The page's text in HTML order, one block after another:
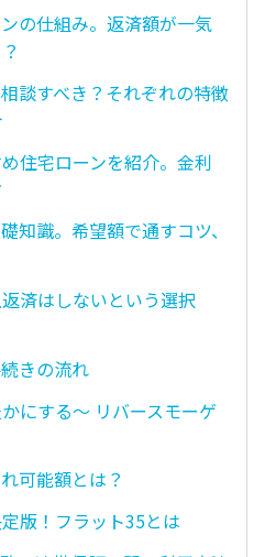
の仕組み。返済額が一気
談すべき？それぞれの特徴
住宅ローンを紹介。金利
知識。希望額で通すコツ、
済はしないという選択
きの流れ
にする〜 リバースモーゲ
可能額とは？
版！フラット35とは